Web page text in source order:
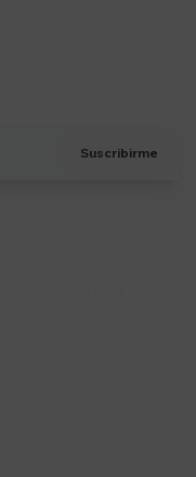
Suscribirme